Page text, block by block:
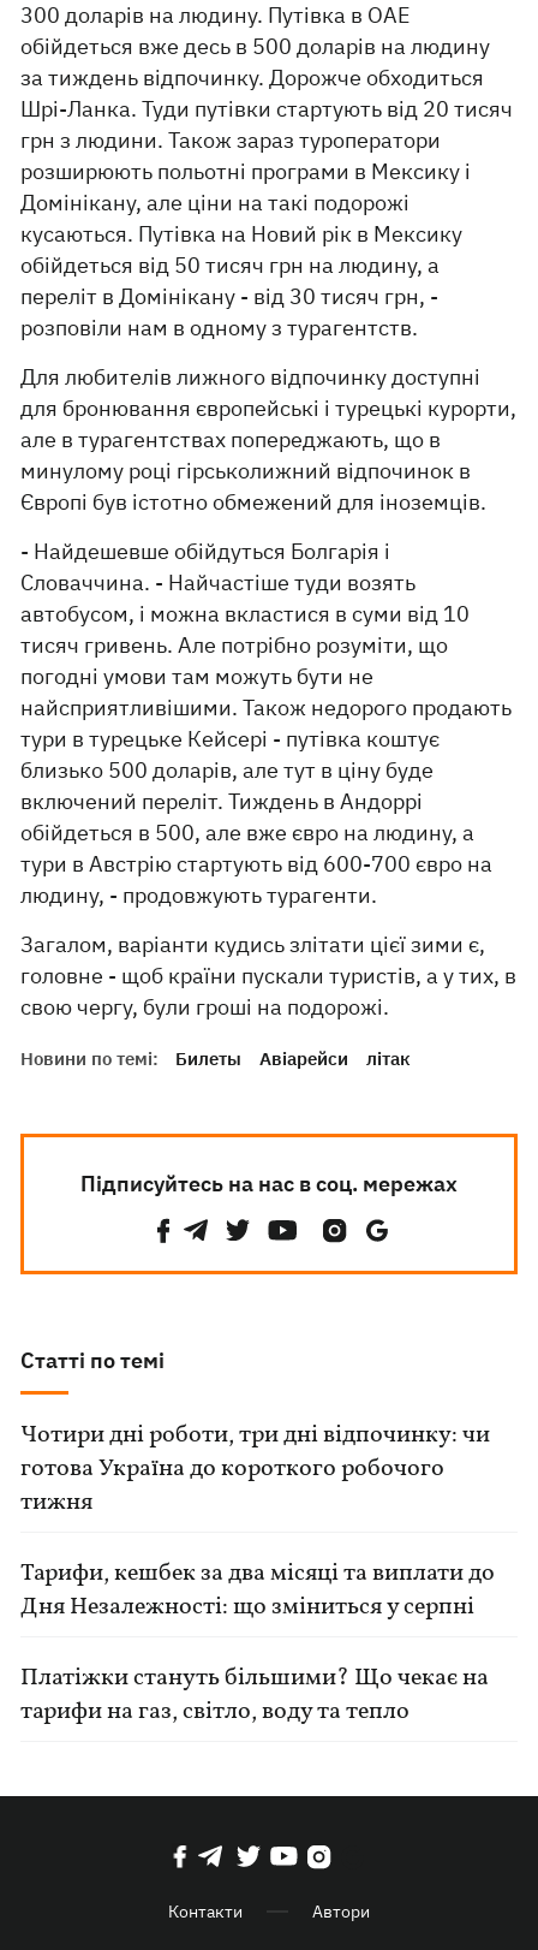
300 доларів на людину. Путівка в ОАЕ
обійдеться вже десь в 500 доларів на людину
за тиждень відпочинку. Дорожче обходиться
Шрі-Ланка. Туди путівки стартують від 20 тисяч
грн з людини. Також зараз туроператори
розширюють польотні програми в Мексику і
Домінікану, але ціни на такі подорожі
кусаються. Путівка на Новий рік в Мексику
обійдеться від 50 тисяч грн на людину, а
переліт в Домінікану - від 30 тисяч грн, -
розповіли нам в одному з турагентств.
Для любителів лижного відпочинку доступні
для бронювання європейські і турецькі курорти,
але в турагентствах попереджають, що в
минулому році гірськолижний відпочинок в
Європі був істотно обмежений для іноземців.
- Найдешевше обійдуться Болгарія і
Словаччина. - Найчастіше туди возять
автобусом, і можна вкластися в суми від 10
тисяч гривень. Але потрібно розуміти, що
погодні умови там можуть бути не
найсприятливішими. Також недорого продають
тури в турецьке Кейсері - путівка коштує
близько 500 доларів, але тут в ціну буде
включений переліт. Тиждень в Андоррі
обійдеться в 500, але вже євро на людину, а
тури в Австрію стартують від 600-700 євро на
людину, - продовжують турагенти.
Загалом, варіанти кудись злітати цієї зими є,
головне - щоб країни пускали туристів, а у тих, в
свою чергу, були гроші на подорожі.
Новини по темі: Билеты Авіарейси літак
Підписуйтесь на нас в соц. мережах
Статті по темі
Чотири дні роботи, три дні відпочинку: чи
готова Україна до короткого робочого
тижня
Тарифи, кешбек за два місяці та виплати до
Дня Незалежності: що зміниться у серпні
Платіжки стануть більшими? Що чекає на
тарифи на газ, світло, воду та тепло
Контакти Автори